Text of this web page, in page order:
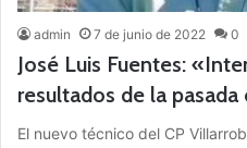
admin 7 de junio de 2022 0
José Luis Fuentes:
resultados de la
El nuevo técnico del CP